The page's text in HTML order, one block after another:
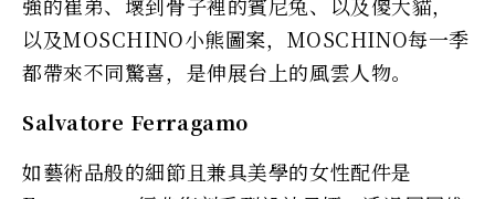
以及MOSCHINO小熊圖案，MOSCHINO每一季
都帶來不同驚喜，是伸展台上的風雲人物。
Salvatore Ferragamo
如藝術品般的細節且兼具美學的女性配件是